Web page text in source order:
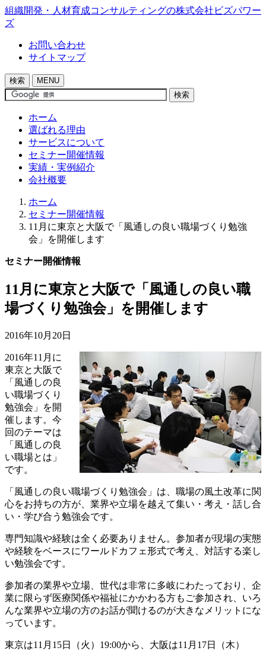
組織開発・人材育成コンサルティングの株式会社ビズパワー
ズ
お問い合わせ
サイトマップ
検索
MENU
検索
ホーム
選ばれる理由
サービスについて
セミナー開催情報
実績・実例紹介
会社概要
ホーム
セミナー開催情報
11月に東京と大阪で「風通しの良い職場づくり勉強
会」を開催します
セミナー開催情報
11月に東京と大阪で「風通しの良い職
場づくり勉強会」を開催します
2016年10月20日
2016年11月に
東京と大阪で
「風通しの良
い職場づくり
勉強会」を開
催します。今
回のテーマは
「風通しの良
い職場とは」
です。
「風通しの良い職場づくり勉強会」は、職場の風土改革に関
心をお持ちの方が、業界や立場を越えて集い・考え・話し合
い・学び合う勉強会です。
専門知識や経験は全く必要ありません。参加者が現場の実態
や経験をベースにワールドカフェ形式で考え、対話する楽し
い勉強会です。
参加者の業界や立場、世代は非常に多岐にわたっており、企
業に限らず医療関係や福祉にかかわる方もご参加され、いろ
んな業界や立場の方のお話が聞けるのが大きなメリットにな
っています。
東京は11月15日（火）19:00から、大阪は11月17日（木）